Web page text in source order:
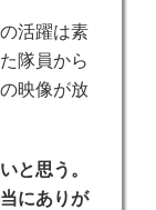
活躍は素
隊員から
映像が放
と思う。
にありが